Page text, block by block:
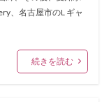
、名古屋市のL ギャ
続きを読む